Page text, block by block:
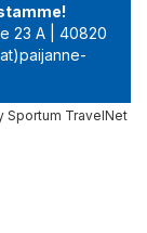
23 A | 40820
Sportum TravelNet